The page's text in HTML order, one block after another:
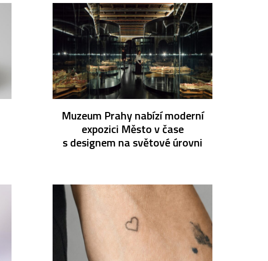
Muzeum Prahy nabízí moderní
expozici Město v čase
s designem na světové úrovni